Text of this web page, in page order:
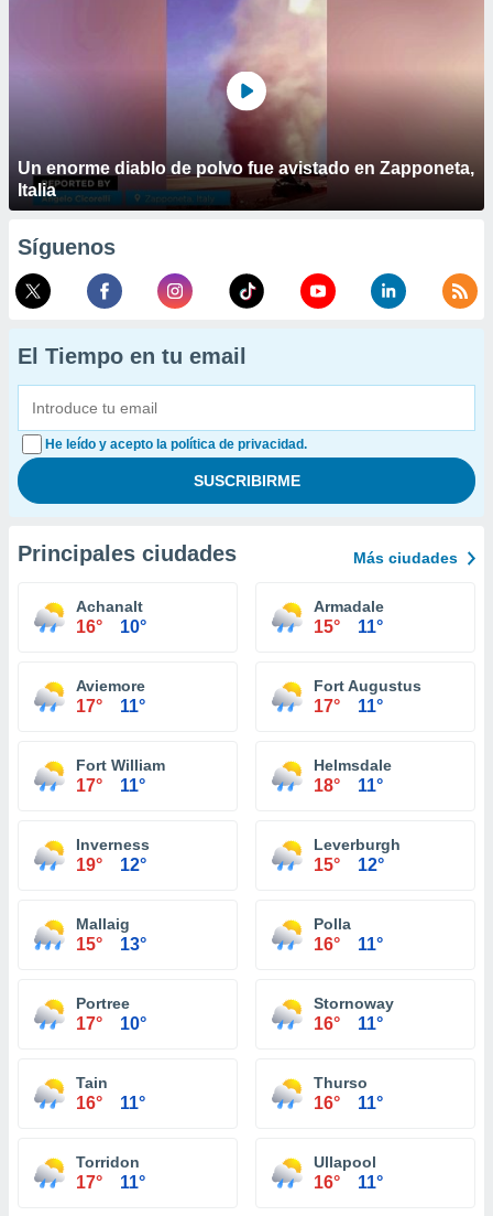
Un enorme diablo de polvo fue avistado en Zapponeta,
Italia
Síguenos
El Tiempo en tu email
He leído y acepto la política de privacidad.
Principales ciudades Más ciudades
Achanalt
16° 10°
Armadale
15° 11°
Aviemore
17° 11°
Fort Augustus
17° 11°
Fort William
17° 11°
Helmsdale
18° 11°
Inverness
19° 12°
Leverburgh
15° 12°
Mallaig
15° 13°
Polla
16° 11°
Portree
17° 10°
Stornoway
16° 11°
Tain
16° 11°
Thurso
16° 11°
Torridon
17° 11°
Ullapool
16° 11°